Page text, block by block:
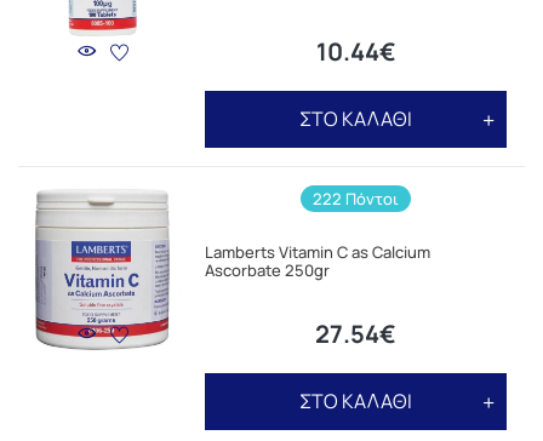
10.44€
ΣΤΟ ΚΑΛΑΘΙ
222 Πόντοι
Lamberts Vitamin C as Calcium
Ascorbate 250gr
27.54€
ΣΤΟ ΚΑΛΑΘΙ